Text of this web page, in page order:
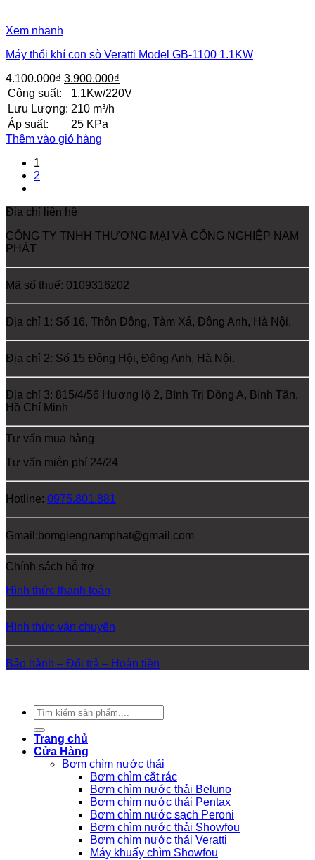
Xem nhanh
Máy thổi khí con sò Veratti Model GB-1100 1.1KW
4.100.000₫ Giá
gốc
là:
4.100.000₫.
3.900.000₫
hiện
Công suất:
1.1Kw/220V
Lưu Lượng: 210 m³/h
Áp suất:
25 KPa
Thêm vào giỏ hàng
1
2
Địa chỉ liên hệ
CÔNG TY TNHH THƯƠNG MẠI VÀ CÔNG NGHIỆP NAM
PHÁT
Mã số thuế: 0109316202
Địa chỉ 1: Số 16, Thôn Đông, Tàm Xá, Đông Anh, Hà Nội.
Địa chỉ 2: Số 15 Đông Hội, Đông Anh, Hà Nội.
Địa chỉ 3: 815/4/56 Hương lộ 2, Bình Trị Đông A, Bình Tân,
Hồ Chí Minh
Tư vấn mua hàng
Tư vấn miễn phí 24/24
Hotline: 0975.801.881
Gmail:bomgiengnamphat@gmail.com
Chính sách hỗ trợ
Hình thức thanh toán
Hình thức vận chuyển
Bảo hành – Đổi trả – Hoàn tiền
Tìm
kiếm:
Trang chủ
Cửa Hàng
Bơm chìm nước thải
Bơm chìm cắt rác
Bơm chìm nước thải Beluno
Bơm chìm nước thải Pentax
Bơm chìm nước sạch Peroni
Bơm chìm nước thải Showfou
Bơm chìm nước thải Veratti
Máy khuấy chìm Showfou